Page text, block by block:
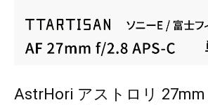
AstrHori アストロリ 27mm